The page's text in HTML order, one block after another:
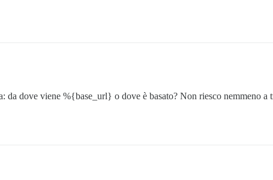
da dove viene %{base_url} o dove è basato? Non riesco nemmeno